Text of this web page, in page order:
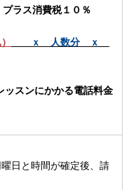
ラス消費税１０％
ｘ 人数分 ｘ
ッスンにかかる電話料金
日と時間が確定後、請